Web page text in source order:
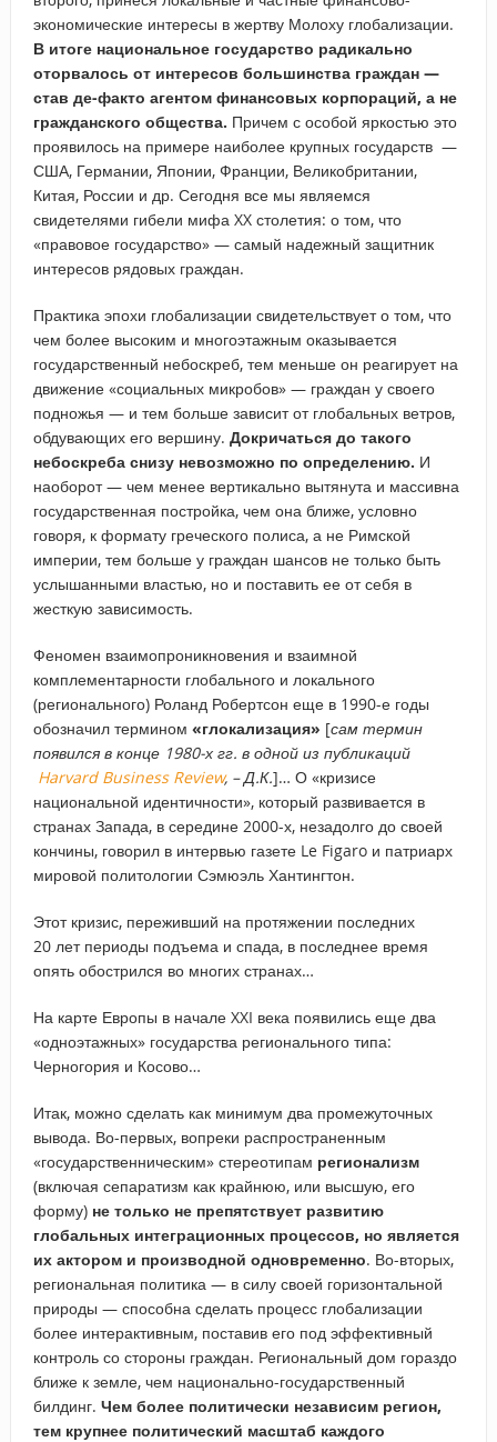
экономические интересы в жертву Молоху глобализации.
В итоге национальное государство радикально
оторвалось от интересов большинства граждан —
став де-факто агентом финансовых корпораций, а не
гражданского общества. Причем с особой яркостью это
проявилось на примере наиболее крупных государств —
США, Германии, Японии, Франции, Великобритании,
Китая, России и др. Сегодня все мы являемся
свидетелями гибели мифа XX столетия: о том, что
«правовое государство» — самый надежный защитник
интересов рядовых граждан.
Практика эпохи глобализации свидетельствует о том, что
чем более высоким и многоэтажным оказывается
государственный небоскреб, тем меньше он реагирует на
движение «социальных микробов» — граждан у своего
подножья — и тем больше зависит от глобальных ветров,
обдувающих его вершину. Докричаться до такого
небоскреба снизу невозможно по определению. И
наоборот — чем менее вертикально вытянута и массивна
государственная постройка, чем она ближе, условно
говоря, к формату греческого полиса, а не Римской
империи, тем больше у граждан шансов не только быть
услышанными властью, но и поставить ее от себя в
жесткую зависимость.
Феномен взаимопроникновения и взаимной
комплементарности глобального и локального
(регионального) Роланд Робертсон еще в 1990-е годы
обозначил термином «глокализация» [сам термин
появился в конце 1980-х гг. в одной из публикаций
Harvard Business Review, – Д.К.]… О «кризисе
национальной идентичности», который развивается в
странах Запада, в середине 2000-х, незадолго до своей
кончины, говорил в интервью газете Le Figaro и патриарх
мировой политологии Сэмюэль Хантингтон.
Этот кризис, переживший на протяжении последних
20 лет периоды подъема и спада, в последнее время
опять обострился во многих странах…
На карте Европы в начале XXI века появились еще два
«одноэтажных» государства регионального типа:
Черногория и Косово…
Итак, можно сделать как минимум два промежуточных
вывода. Во-первых, вопреки распространенным
«государственническим» стереотипам регионализм
(включая сепаратизм как крайнюю, или высшую, его
форму) не только не препятствует развитию
глобальных интеграционных процессов, но является
их актором и производной одновременно. Во-вторых,
региональная политика — в силу своей горизонтальной
природы — способна сделать процесс глобализации
более интерактивным, поставив его под эффективный
контроль со стороны граждан. Региональный дом гораздо
ближе к земле, чем национально-государственный
билдинг. Чем более политически независим регион,
тем крупнее политический масштаб каждого